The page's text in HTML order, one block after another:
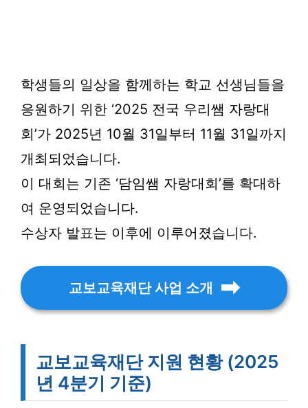
학생들의 일상을 함께하는 학교 선생님들을
응원하기 위한 ‘2025 전국 우리쌤 자랑대
회’가 2025년 10월 31일부터 11월 31일까지
개최되었습니다.
이 대회는 기존 ‘담임쌤 자랑대회’를 확대하
여 운영되었습니다.
수상자 발표는 이후에 이루어졌습니다.
교보교육재단 사업 소개
교보교육재단 지원 현황 (2025
년 4분기 기준)